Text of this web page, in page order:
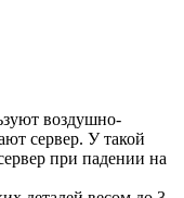
воздушно-
сервер. У такой
при падении на